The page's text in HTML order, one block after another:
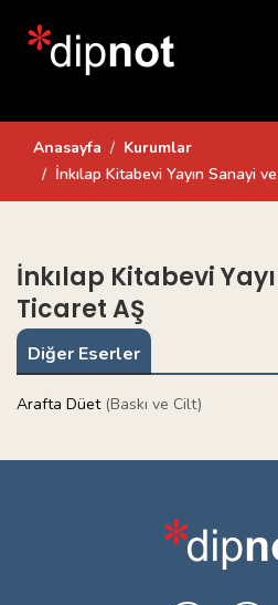
Anasayfa
Kurumlar
İnkılap Kitabevi Yayın Sanayi
İnkılap Kitabevi
Ticaret AŞ
Diğer Eserler
Arafta Düet(Baskı ve Cilt)